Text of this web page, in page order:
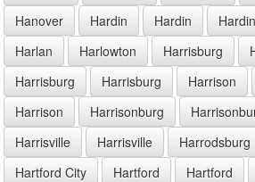
Hanover
Hardin Hardin
Harlan
Harlowton Harrisburg
Harrisburg
Harrisburg Harrison
Harrison
Harrisonburg
Harrisville
Harrisville Harrodsburg
Hartford City
Hartford Hartford